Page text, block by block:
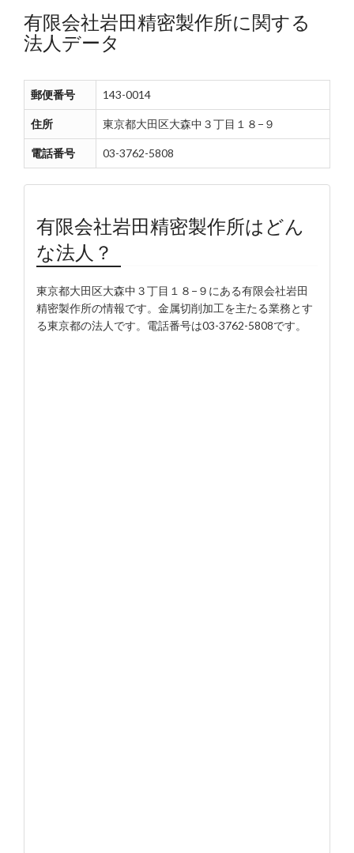
有限会社岩田精密製作所に関する
法人データ
郵便番号 143-0014
住所 東京都大田区大森中３丁目１８−９
電話番号 03-3762-5808
有限会社岩田精密製作所はどん
な法人？
東京都大田区大森中３丁目１８−９にある有限会社岩田
精密製作所の情報です。金属切削加工を主たる業務とす
る東京都の法人です。電話番号は03-3762-5808です。